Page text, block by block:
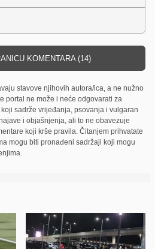
KOMENTARA (14)
stavove njihovih autora/ica, a ne nužno
portal ne može i neće odgovarati za
sadrže vrijeđanja, psovanja i vulgaran
i objašnjenja, ali to ne obavezuje
koji krše pravila. Čitanjem prihvatate
mogu biti pronađeni sadržaji koji mogu